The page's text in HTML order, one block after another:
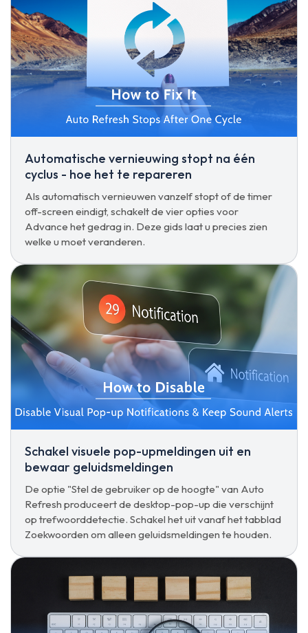
Automatische vernieuwing stopt na één
cyclus - hoe het te repareren
Als automatisch vernieuwen vanzelf stopt of de timer
off-screen eindigt, schakelt de vier opties voor
Advance het gedrag in. Deze gids laat u precies zien
welke u moet veranderen.
Schakel visuele pop-upmeldingen uit en
bewaar geluidsmeldingen
De optie "Stel de gebruiker op de hoogte" van Auto
Refresh produceert de desktop-pop-up die verschijnt
op trefwoorddetectie. Schakel het uit vanaf het tabblad
Zoekwoorden om alleen geluidsmeldingen te houden.